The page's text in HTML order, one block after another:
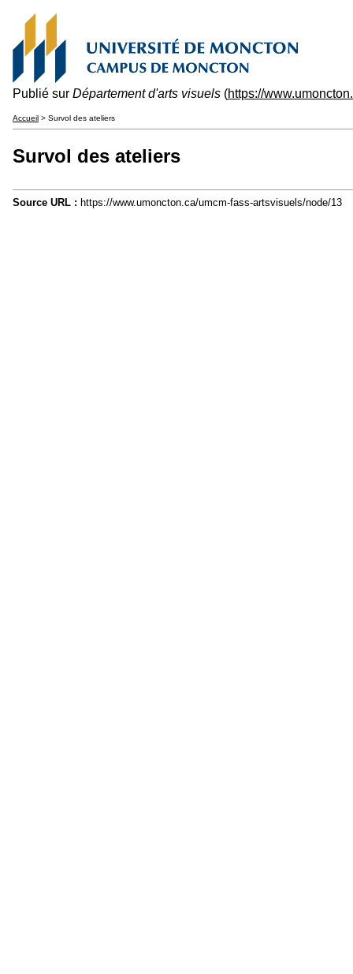
Publié sur Département d'arts visuels (https://
Accueil > Survol des ateliers
Survol des ateliers
Source URL : https://www.umoncton.ca/umcm-fass-artsvisuels/node/13